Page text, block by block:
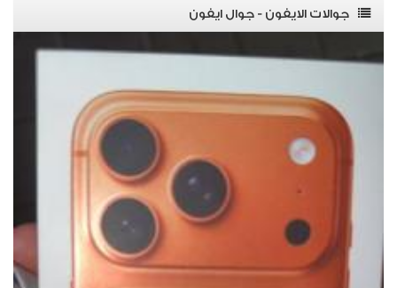
جوالات الايفون - جوال ايفون